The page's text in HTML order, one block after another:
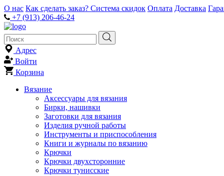
О нас Как сделать заказ? Система скидок Оплата Доставка
+7 (913) 206-46-24
Адрес
Войти
Корзина
Вязание
Аксессуары для вязания
Бирки, нашивки
Заготовки для вязания
Изделия ручной работы
Инструменты и приспособления
Книги и журналы по вязанию
Крючки
Крючки двухсторонние
Крючки тунисские